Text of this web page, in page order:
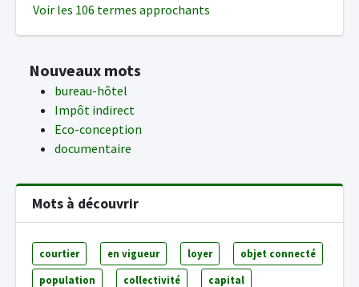
Voir les 106 termes approchants
Nouveaux mots
bureau-hôtel
Impôt indirect
Eco-conception
documentaire
Mots à découvrir
courtier en vigueur loyer objet connecté
population collectivité capital